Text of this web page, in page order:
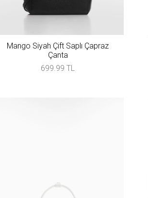
Mango Siyah Çift Saplı Çapraz
Çanta
699.99 TL